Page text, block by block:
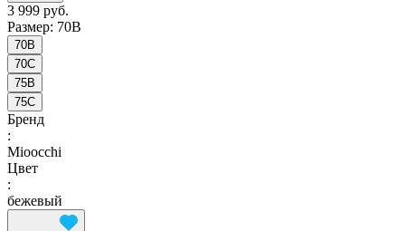
3 999 руб.
Размер: 70B
70B
70C
75B
75C
Бренд
:
Mioocchi
Цвет
:
бежевый